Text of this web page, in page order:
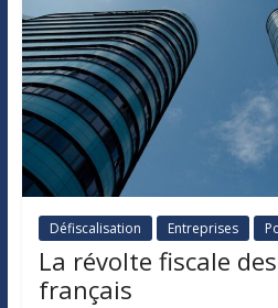
Défiscalisation Entreprises
La révolte fiscale
français